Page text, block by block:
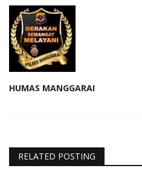
HUMAS MANGGARAI
RELATED POSTING